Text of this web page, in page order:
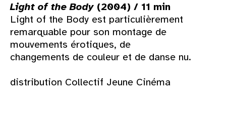
Light of the Body (2004) / 11 min
Light of the Body est particulièrement
remarquable pour son montage de
mouvements érotiques, de
changements de couleur et de danse nu.
distribution Collectif Jeune Cinéma